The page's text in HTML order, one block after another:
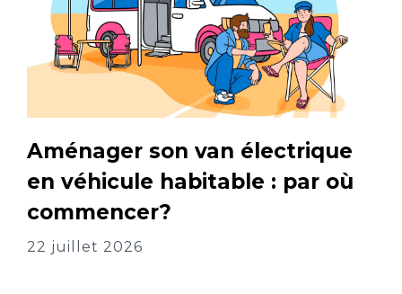
Aménager son van électrique
en véhicule habitable : par où
commencer?
22 juillet 2026